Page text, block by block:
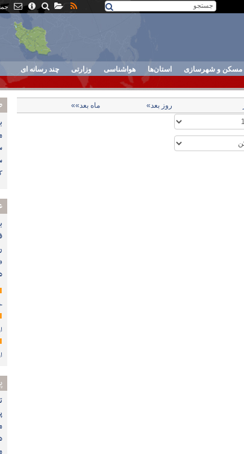
جمعه ۱۶
مسکن و شهرسازی استان‌ها هواشناسی وزارتی چند رسانه ای
روز بعد» ماه بعد»»